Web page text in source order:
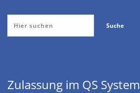
Zulassung im QS System